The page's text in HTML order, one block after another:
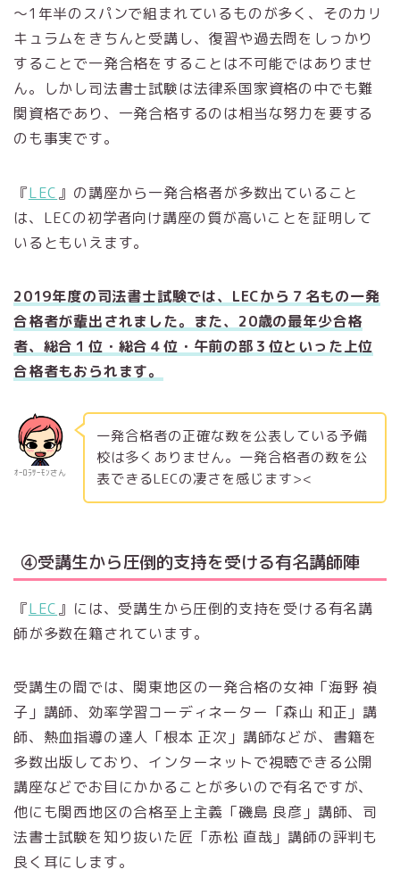
～1年半のスパンで組まれているものが多く、そのカリ
キュラムをきちんと受講し、復習や過去問をしっかり
することで一発合格をすることは不可能ではありませ
ん。しかし司法書士試験は法律系国家資格の中でも難
関資格であり、一発合格するのは相当な努力を要する
のも事実です。
『LEC』の講座から一発合格者が多数出ていること
は、LECの初学者向け講座の質が高いことを証明して
いるともいえます。
2019年度の司法書士試験では、LECから７名もの一発
合格者が輩出されました。また、20歳の最年少合格
者、総合１位・総合４位・午前の部３位といった上位
合格者もおられます。
ｵｰﾛﾗｻｰﾓﾝさん
一発合格者の正確な数を公表している予備
校は多くありません。一発合格者の数を公
表できるLECの凄さを感じます><
④受講生から圧倒的支持を受ける有名講師陣
『LEC』には、受講生から圧倒的支持を受ける有名講
師が多数在籍されています。
受講生の間では、関東地区の一発合格の女神「海野 禎
子」講師、効率学習コーディネーター「森山 和正」講
師、熱血指導の達人「根本 正次」講師などが、書籍を
多数出版しており、インターネットで視聴できる公開
講座などでお目にかかることが多いので有名ですが、
他にも関西地区の合格至上主義「磯島 良彦」講師、司
法書士試験を知り抜いた匠「赤松 直哉」講師の評判も
良く耳にします。